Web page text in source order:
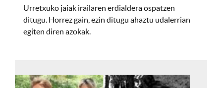
Urretxuko jaiak irailaren erdialdera ospatzen
ditugu. Horrez gain, ezin ditugu ahaztu udalerrian
egiten diren azokak.